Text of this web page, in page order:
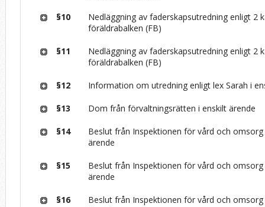
§10
Nedläggning av faderskapsutredning enligt 2
föräldrabalken (FB)
§11
Nedläggning av faderskapsutredning enligt 2
föräldrabalken (FB)
§12 Information om utredning enligt lex Sarah i
§13 Dom från förvaltningsrätten i enskilt ärende
§14
Beslut från Inspektionen för vård och omsorg
ärende
§15
Beslut från Inspektionen för vård och omsorg
ärende
§16
Beslut från Inspektionen för vård och omsorg